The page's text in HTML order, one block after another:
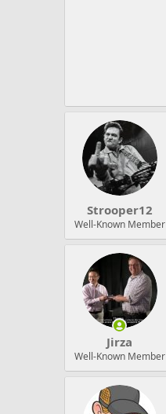
Strooper12
Well-Known Member
Jirza
Well-Known Member